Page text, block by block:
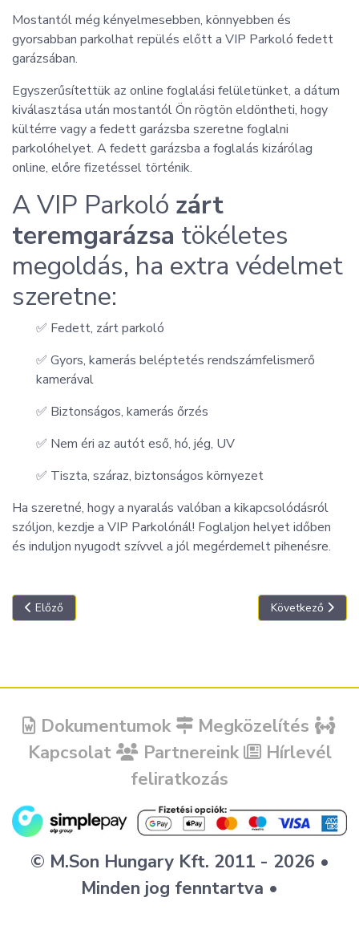
Mostantól még kényelmesebben, könnyebben és
gyorsabban parkolhat repülés előtt a VIP Parkoló fedett
garázsában.
Egyszerűsítettük az online foglalási felületünket, a dátum
kiválasztása után mostantól Ön rögtön eldöntheti, hogy
kültérre vagy a fedett garázsba szeretne foglalni
parkolóhelyet. A fedett garázsba a foglalás kizárólag
online, előre fizetéssel történik.
A VIP Parkoló zárt
teremgarázsa tökéletes
megoldás, ha extra védelmet
szeretne:
✅ Fedett, zárt parkoló
✅ Gyors, kamerás beléptetés rendszámfelismerő
kamerával
✅ Biztonságos, kamerás őrzés
✅ Nem éri az autót eső, hó, jég, UV
✅ Tiszta, száraz, biztonságos környezet
Ha szeretné, hogy a nyaralás valóban a kikapcsolódásról
szóljon, kezdje a VIP Parkolónál! Foglaljon helyet időben
és induljon nyugodt szívvel a jól megérdemelt pihenésre.
Előző cikk: Új év, új célok, gondtalan indulás
Előző Következő cikk:
Következő
Dokumentumok
Megközelítés
Kapcsolat
Partnereink
Hírlevél
feliratkozás
© M.Son Hungary Kft. 2011 - 2026 •
Minden jog fenntartva •